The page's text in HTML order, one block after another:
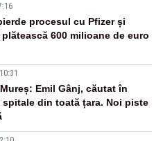
procesul cu Pfizer și
600 milioane de euro
Emil Gânj, căutat în
din toată țara. Noi piste